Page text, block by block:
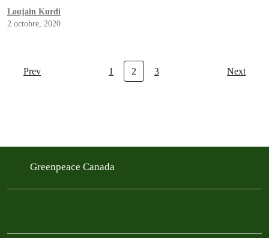
Loujain Kurdi
2 octobre, 2020
Prev 1 2 3 Next
Greenpeace Canada